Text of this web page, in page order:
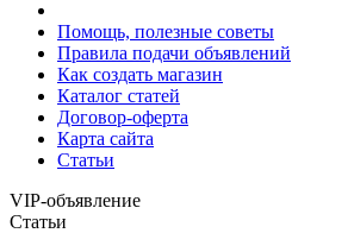
Помощь, полезные советы
Правила подачи объявлений
Как создать магазин
Каталог статей
Договор-оферта
Карта сайта
Статьи
VIP-объявление
Статьи